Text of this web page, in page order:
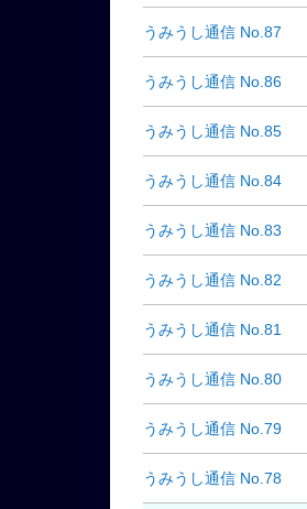
うみうし通信 No.87
うみうし通信 No.86
うみうし通信 No.85
うみうし通信 No.84
うみうし通信 No.83
うみうし通信 No.82
うみうし通信 No.81
うみうし通信 No.80
うみうし通信 No.79
うみうし通信 No.78